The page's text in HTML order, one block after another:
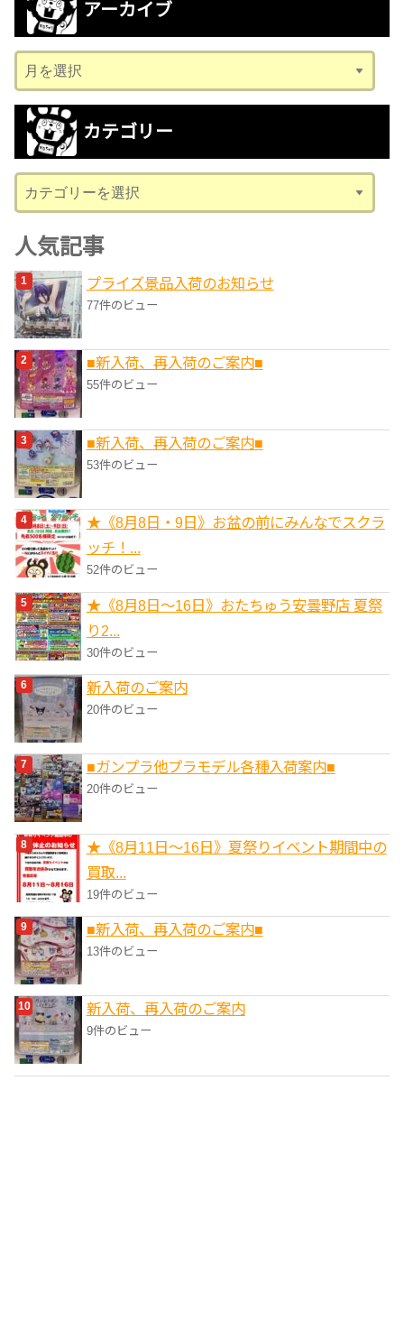
アーカイブ
ー
カ
ブ
カテゴリー
テ
ゴ
リ
ー
人気記事
プライズ景品入荷のお知らせ
77件のビュー
■新入荷、再入荷のご案内■
55件のビュー
■新入荷、再入荷のご案内■
53件のビュー
★《8月8日・9日》お盆の前にみんなでスクラ
ッチ！...
52件のビュー
★《8月8日～16日》おたちゅう安曇野店 夏祭
り2...
30件のビュー
新入荷のご案内
20件のビュー
■ガンプラ他プラモデル各種入荷案内■
20件のビュー
★《8月11日～16日》夏祭りイベント期間中の
買取...
19件のビュー
■新入荷、再入荷のご案内■
13件のビュー
新入荷、再入荷のご案内
9件のビュー